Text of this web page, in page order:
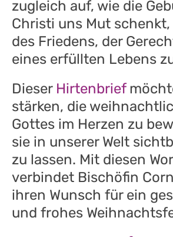
zugleich auf, wie die
Christi uns Mut
des Friedens, der
eines erfüllten Lebens
Dieser Hirtenbrief
stärken, die
Gottes im Herzen zu
sie in unserer Welt
zu lassen. Mit diesen
verbindet Bischöfin
ihren Wunsch für ein
und frohes